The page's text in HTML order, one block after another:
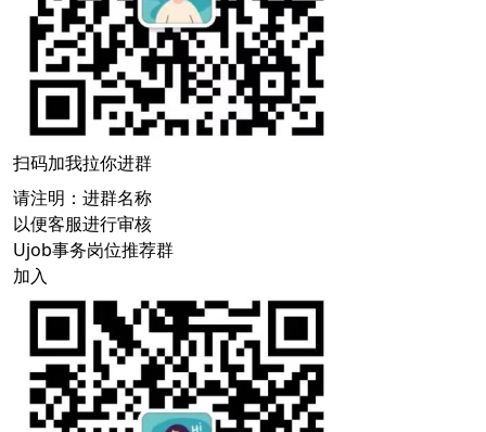
扫码加我拉你进群
请注明：进群名称
以便客服进行审核
Ujob事务岗位推荐群
加入